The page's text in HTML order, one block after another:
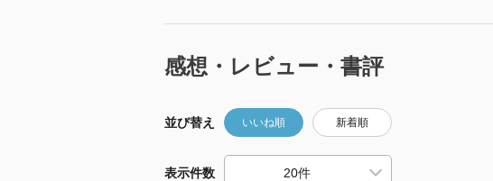
感想・レビュー・書評
並び替え いいね順 新着順
表示件数